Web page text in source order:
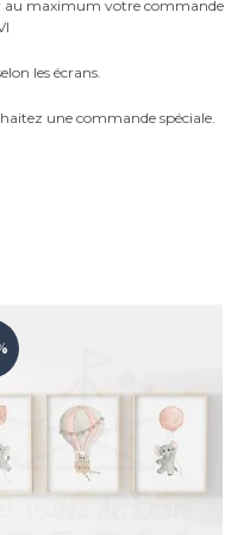
au maximum votre commande
les écrans.
une commande spéciale.